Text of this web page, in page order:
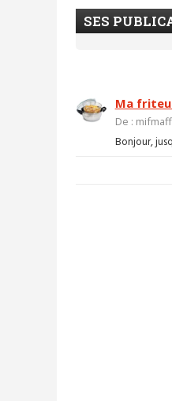
SES
Ma
De :
Bonjour,